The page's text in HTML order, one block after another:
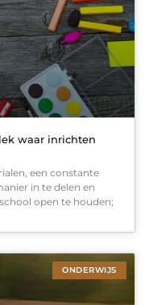
waar inrichten
een constante
in te delen en
open te houden;
ONDERWIJS